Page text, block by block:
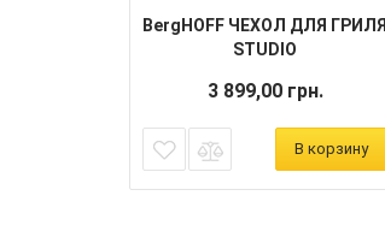
BergHOFF ЧЕХОЛ ДЛЯ ГРИЛЯ
STUDIO
3 899,00 грн.
В корзину